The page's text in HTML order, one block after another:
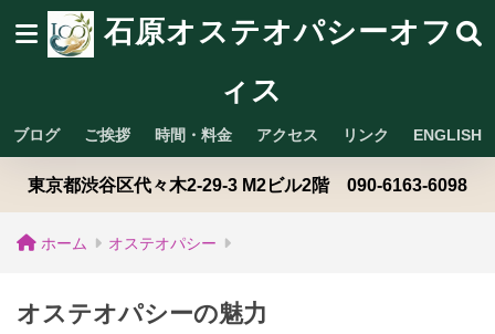
石原オステオパシーオフ
ィス
ブログ ご挨拶 時間・料金 アクセス リンク ENGLISH
東京都渋谷区代々木2-29-3 M2ビル2階 090-6163-6098
ホーム オステオパシー
オステオパシーの魅力